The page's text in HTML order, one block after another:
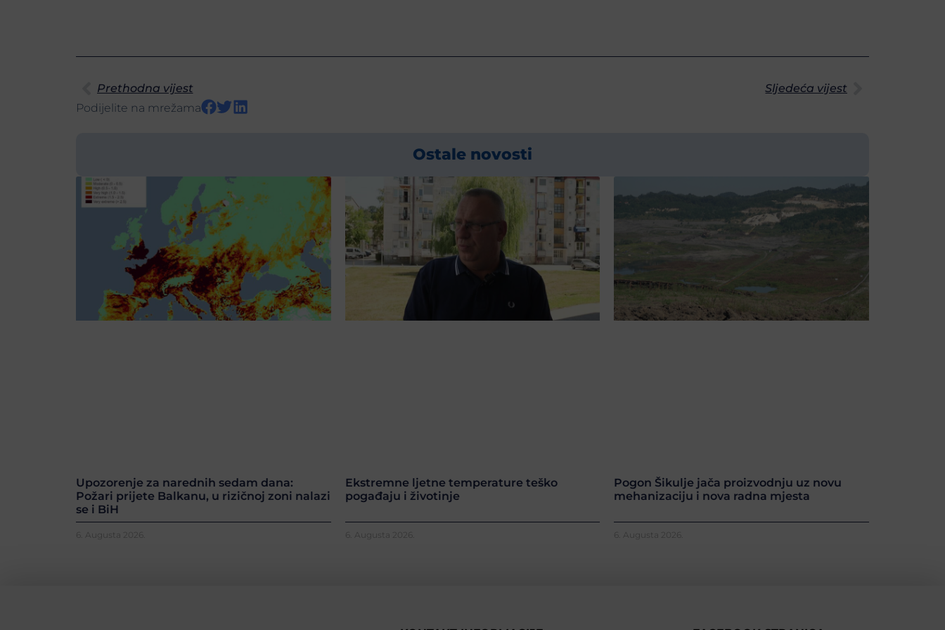
Prethodna vijest
Sljedeća vijest
Podijelite na mrežama
Ostale novosti
Upozorenje za narednih sedam dana:
Požari prijete Balkanu, u rizičnoj zoni nalazi
se i BiH
6. Augusta 2026.
Ekstremne ljetne temperature teško
pogađaju i životinje
6. Augusta 2026.
Pogon Šikulje jača proizvodnju uz novu
mehanizaciju i nova radna mjesta
6. Augusta 2026.